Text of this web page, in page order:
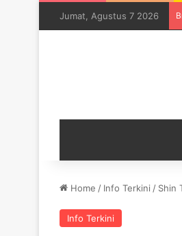
Jumat, Agustus 7 2026
Home / Info Terkini / Shin
Info Terkini